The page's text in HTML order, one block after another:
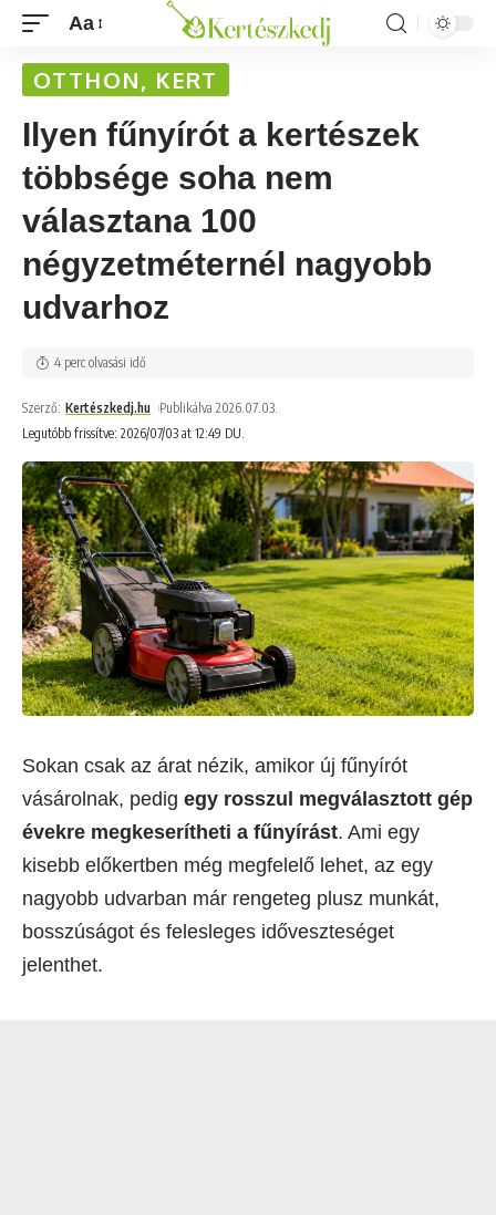
Aa
OTTHON, KERT
Ilyen fűnyírót a kertészek
többsége soha nem
választana 100
négyzetméternél nagyobb
udvarhoz
Legutóbb frissítve: 2026/07/03 at 12:49 DU.
Szerző: Kertészkedj.hu Publikálva 2026.07.03.
4 perc olvasási idő
Sokan csak az árat nézik, amikor új fűnyírót
vásárolnak, pedig egy rosszul megválasztott gép
évekre megkeserítheti a fűnyírást. Ami egy
kisebb előkertben még megfelelő lehet, az egy
nagyobb udvarban már rengeteg plusz munkát,
bosszúságot és felesleges időveszteséget
jelenthet.